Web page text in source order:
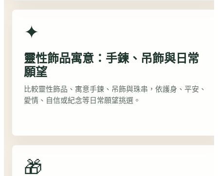
✦
靈性飾品寓意：手鍊、吊飾與日常
願望
比較靈性飾品、寓意手鍊、吊飾與珠串，依護身、平安、
愛情、自信或紀念等日常願望挑選。
🎁